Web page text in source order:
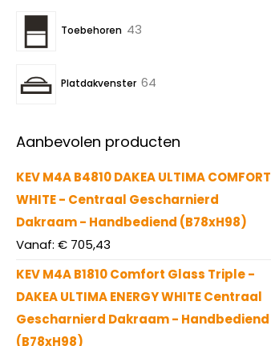
Toebehoren 43
Platdakvenster 64
Aanbevolen producten
KEV M4A B4810 DAKEA ULTIMA COMFORT
WHITE - Centraal Gescharnierd
Dakraam - Handbediend (B78xH98)
Vanaf: € 705,43
KEV M4A B1810 Comfort Glass Triple -
DAKEA ULTIMA ENERGY WHITE Centraal
Gescharnierd Dakraam - Handbediend
(B78xH98)